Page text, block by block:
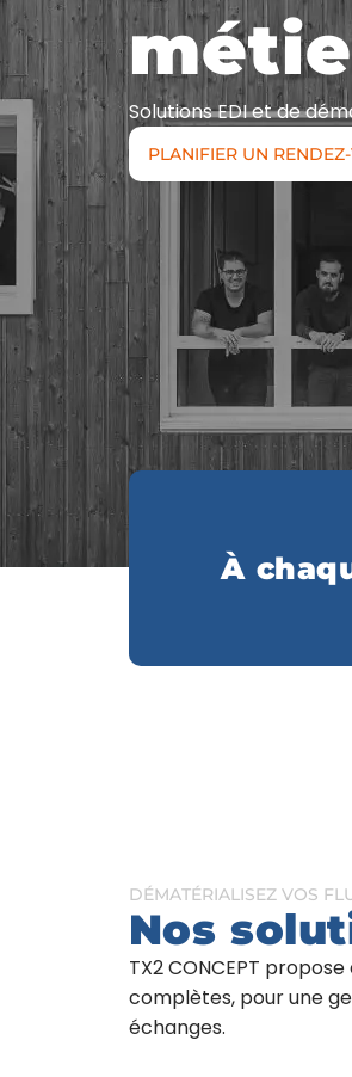
Solutions EDI et de
PLANIFIER UN
À
DÉMATÉRIALISEZ VOS
Nos
TX2 CONCEPT
complètes, pour une
échanges.